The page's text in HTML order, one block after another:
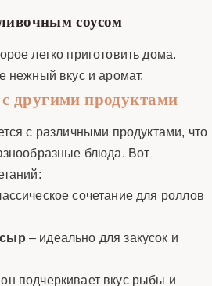
соусом
легко приготовить дома.
нежный вкус и аромат.
другими продуктами
с различными продуктами, что
блюда. Вот
сочетание для роллов
– идеально для закусок и
подчеркивает вкус рыбы и